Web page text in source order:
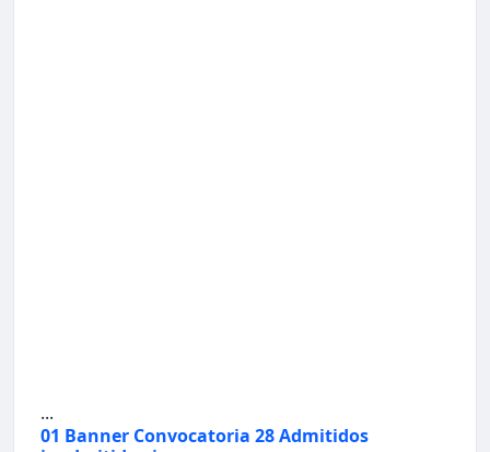
...
01 Banner Convocatoria 28 Admitidos